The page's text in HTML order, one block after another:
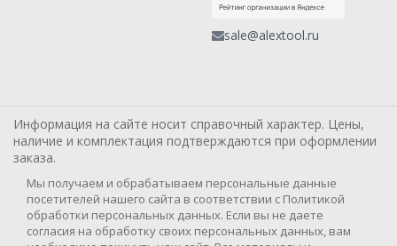
sale@alextool.ru
Информация на сайте носит справочный характер. Цены,
наличие и комплектация подтверждаются при оформлении
заказа.
Мы получаем и обрабатываем персональные данные
посетителей нашего сайта в соответствии с Политикой
обработки персональных данных. Если вы не даете
согласия на обработку своих персональных данных, вам